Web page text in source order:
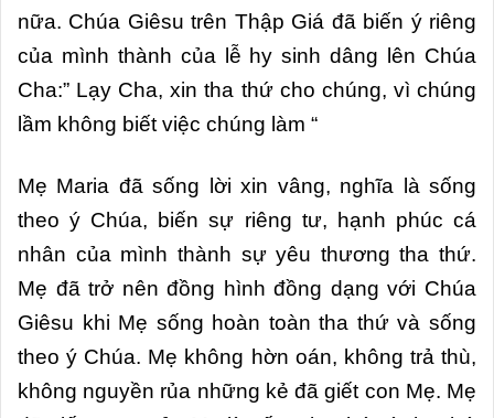
nữa. Chúa Giêsu trên Thập Giá đã biến ý riêng
của mình thành của lễ hy sinh dâng lên Chúa
Cha:” Lạy Cha, xin tha thứ cho chúng, vì chúng
lầm không biết việc chúng làm “
Mẹ Maria đã sống lời xin vâng, nghĩa là sống
theo ý Chúa, biến sự riêng tư, hạnh phúc cá
nhân của mình thành sự yêu thương tha thứ.
Mẹ đã trở nên đồng hình đồng dạng với Chúa
Giêsu khi Mẹ sống hoàn toàn tha thứ và sống
theo ý Chúa. Mẹ không hờn oán, không trả thù,
không nguyền rủa những kẻ đã giết con Mẹ. Mẹ